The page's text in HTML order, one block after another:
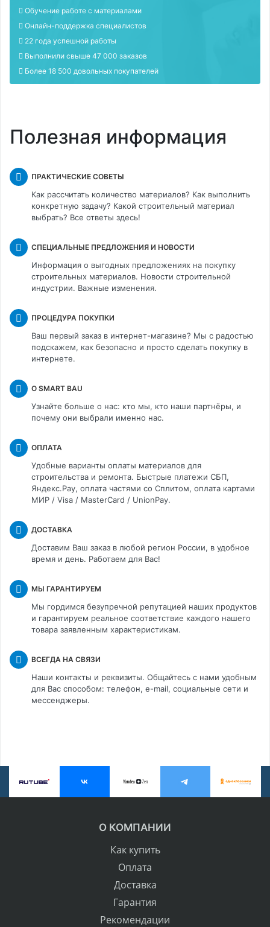
Обучение работе с материалами
Онлайн-поддержка специалистов
22 года успешной работы
Выполнили свыше 47 000 заказов
Более 18 500 довольных покупателей
Полезная информация
ПРАКТИЧЕСКИЕ СОВЕТЫ
Как рассчитать количество материалов? Как выполнить
конкретную задачу? Какой строительный материал
выбрать? Все ответы здесь!
СПЕЦИАЛЬНЫЕ ПРЕДЛОЖЕНИЯ И НОВОСТИ
Информация о выгодных предложениях на покупку
строительных материалов. Новости строительной
индустрии. Важные изменения.
ПРОЦЕДУРА ПОКУПКИ
Ваш первый заказ в интернет-магазине? Мы с радостью
подскажем, как безопасно и просто сделать покупку в
интернете.
О SMART BAU
Узнайте больше о нас: кто мы, кто наши партнёры, и
почему они выбрали именно нас.
ОПЛАТА
Удобные варианты оплаты материалов для
строительства и ремонта. Быстрые платежи СБП,
Яндекс.Pay, оплата частями со Сплитом, оплата картами
МИР / Visa / MasterCard / UnionPay.
ДОСТАВКА
Доставим Ваш заказ в любой регион России, в удобное
время и день. Работаем для Вас!
МЫ ГАРАНТИРУЕМ
Мы гордимся безупречной репутацией наших продуктов
и гарантируем реальное соответствие каждого нашего
товара заявленным характеристикам.
ВСЕГДА НА СВЯЗИ
Наши контакты и реквизиты. Общайтесь с нами удобным
для Вас способом: телефон, e-mail, социальные сети и
мессенджеры.
О КОМПАНИИ
Как купить
Оплата
Доставка
Гарантия
Рекомендации